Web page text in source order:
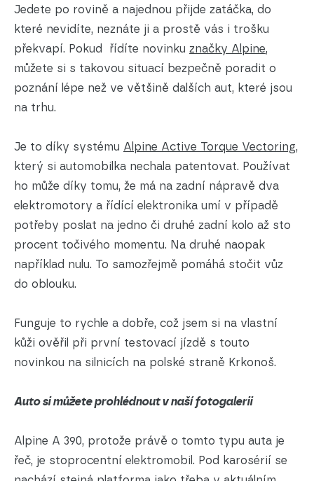
Jedete po rovině a najednou přijde zatáčka, do
které nevidíte, neznáte ji a prostě vás i trošku
překvapí. Pokud řídíte novinku značky Alpine,
můžete si s takovou situací bezpečně poradit o
poznání lépe než ve většině dalších aut, které jsou
na trhu.
Je to díky systému Alpine Active Torque Vectoring,
který si automobilka nechala patentovat. Používat
ho může díky tomu, že má na zadní nápravě dva
elektromotory a řídící elektronika umí v případě
potřeby poslat na jedno či druhé zadní kolo až sto
procent točivého momentu. Na druhé naopak
například nulu. To samozřejmě pomáhá stočit vůz
do oblouku.
Funguje to rychle a dobře, což jsem si na vlastní
kůži ověřil při první testovací jízdě s touto
novinkou na silnicích na polské straně Krkonoš.
Auto si můžete prohlédnout v naší fotogalerii
Alpine A 390, protože právě o tomto typu auta je
řeč, je stoprocentní elektromobil. Pod karosérií se